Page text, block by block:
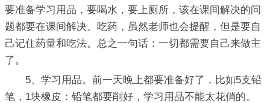
要准备学习用品，要喝水，要上厕所，该在课间解决的问
题都要在课间解决。吃药，虽然老师也会提醒，但是要自
己记住药量和吃法。总之一句话：一切都需要自己来做主
了。
5、学习用品。前一天晚上都要准备好了，比如5支铅
笔，1块橡皮：铅笔都要削好，学习用品不能太花俏的。